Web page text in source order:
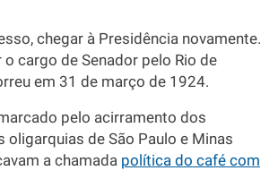
chegar à Presidência novamente.
o cargo de Senador pelo Rio de
em 31 de março de 1924.
pelo acirramento dos
oligarquias de São Paulo e Minas
a chamada política do café com